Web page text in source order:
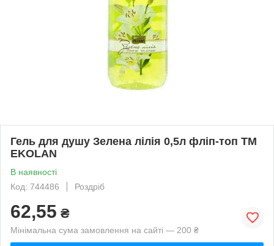
Гель для душу Зелена лілія 0,5л фліп-топ ТМ
EKOLAN
В наявності
Код: 744486
Роздріб
62,55 ₴
Мінімальна сума замовлення на сайті — 200 ₴